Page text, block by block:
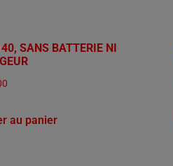
SANS BATTERIE NI
au panier